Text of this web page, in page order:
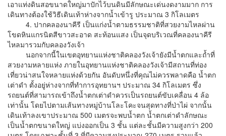
เอาแท่งดินสอขนาดใหญ่มาปักไว้บนดินมีลักษณะเด่นงดงามมาก การ
เดินทางต้องใช้วิธีเดินเท้าห่างจากน้ำเข้ารู ประมาณ 3 กิโลเมตร
4. ปากคลองนาคีรี เป็นแก่งน้ำตามธรรมชาติที่สวยงามไหลผ่าน
โขดหินแกรนิตสีขาวสะอาด สะท้อนแสง เป็นจุดบริเวณที่คลองนาคีรี
ไหลมารวมกับคลองวังเจ้า
นอกจากนี้ในเขตอุทยานแห่งชาติคลองวังเจ้ายังมีน้ำตกและถ้ำที่
สวยงามหลายแห่ง ภายในอุทยานแห่งชาติคลองวังเจ้ามีสถานที่ท่อง
เที่ยวน่าสนใจหลายแห่งด้วยกัน อันดับหนึ่งที่คุณไม่ควรพลาดคือ น้ำตก
เต่าดำ ตั้งอยู่ห่างจากที่ทำการอุทยานฯ ประมาณ 34 กิโลเมตร ซึ่ง
รถยนต์ที่สามารถเข้าถึงน้ำตกเต่าดำควรเป็นรถยนต์ขับเคลื่อน 4 ล้อ
เท่านั้น โดยไปตามเส้นทางหมู่บ้านโละโคะจนสุดทางที่ป่าไผ่ จากนั้น
เดินเท้าลงเขาประมาณ 500 เมตรจะพบน้ำตก น้ำตกเต่าดำลักษณะ
เป็นน้ำตกขนาดใหญ่ แบ่งออกเป็น 3 ชั้น แต่ละชั้นมีความสูงกว่า 200